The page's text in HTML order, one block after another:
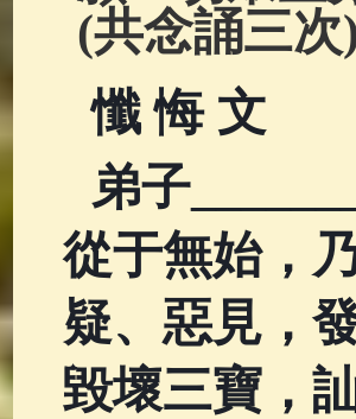
(共念誦三次
懺 悔 文
弟子
從于無始，
疑、惡見，
毀壞三寶，